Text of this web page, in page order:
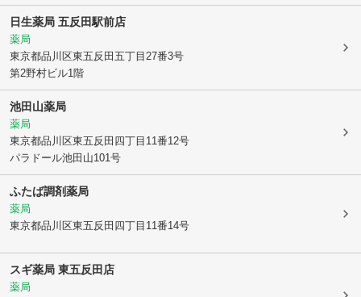
日生薬局 五反田駅前店
薬局
東京都品川区東五反田五丁目27番3号
第2野村ビル1階
池田山薬局
薬局
東京都品川区東五反田四丁目11番12号
パラドール池田山101号
ふたば調剤薬局
薬局
東京都品川区東五反田四丁目11番14号
スギ薬局 東五反田店
薬局